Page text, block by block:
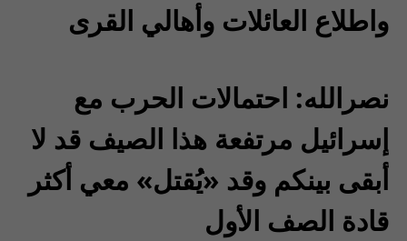
واطلاع العائلات وأهالي القرى
نصرالله: احتمالات الحرب مع
إسرائيل مرتفعة هذا الصيف قد لا
أبقى بينكم وقد «يُقتل» معي أكثر
قادة الصف الأول